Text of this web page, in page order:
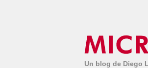
Un blog de Diego